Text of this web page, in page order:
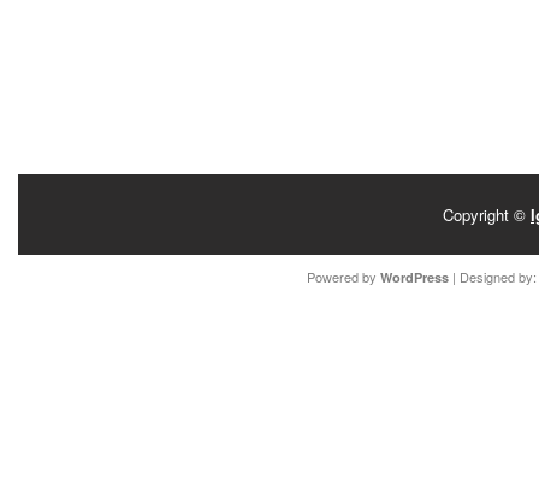
Copyright ©
Powered by WordPress| Designed by: